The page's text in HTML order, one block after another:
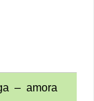
– amora